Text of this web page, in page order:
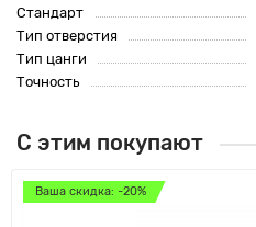
Стандарт
Тип отверстия
Тип цанги
Точность
С этим покупают
Ваша скидка: -20%